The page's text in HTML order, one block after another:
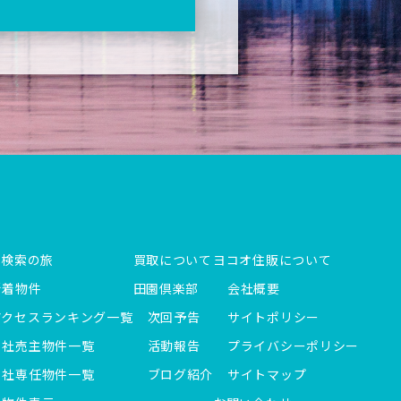
索の旅
物件
セスランキング一覧
売主物件一覧
専任物件一覧
買取について
田園倶楽部
次回予告
活動報告
ブログ紹介
ヨコオ住販について
会社概要
サイトポリシー
プライバシーポリシー
サイトマップ